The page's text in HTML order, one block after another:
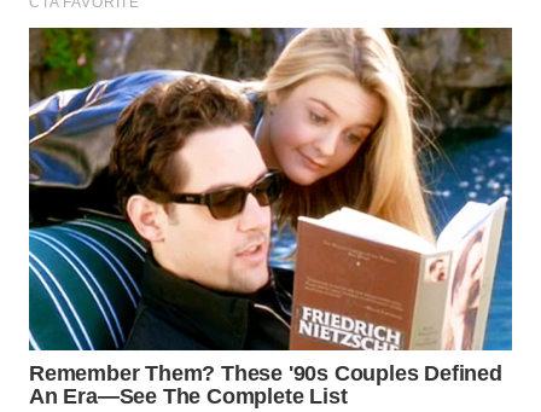
WN
BOROBUDUR
WN
MADURA
WN
SURABAYA
WN
NATUNA
WN
BINTAN